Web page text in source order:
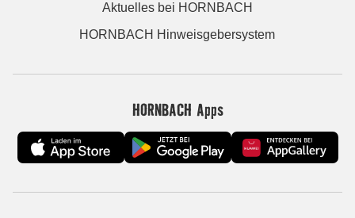
Aktuelles bei HORNBACH
HORNBACH Hinweisgebersystem
HORNBACH Apps